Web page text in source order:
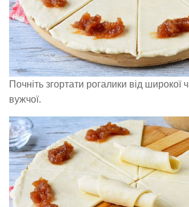
Почніть згортати рогалики від широкої
вужчої.